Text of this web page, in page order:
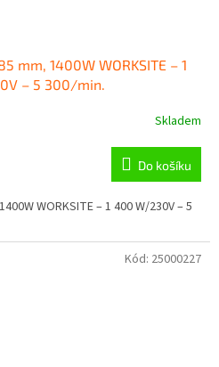
mm, 1400W WORKSITE – 1
– 5 300/min.
Skladem
Do košíku
WORKSITE – 1 400 W/230V – 5
Kód: 25000227